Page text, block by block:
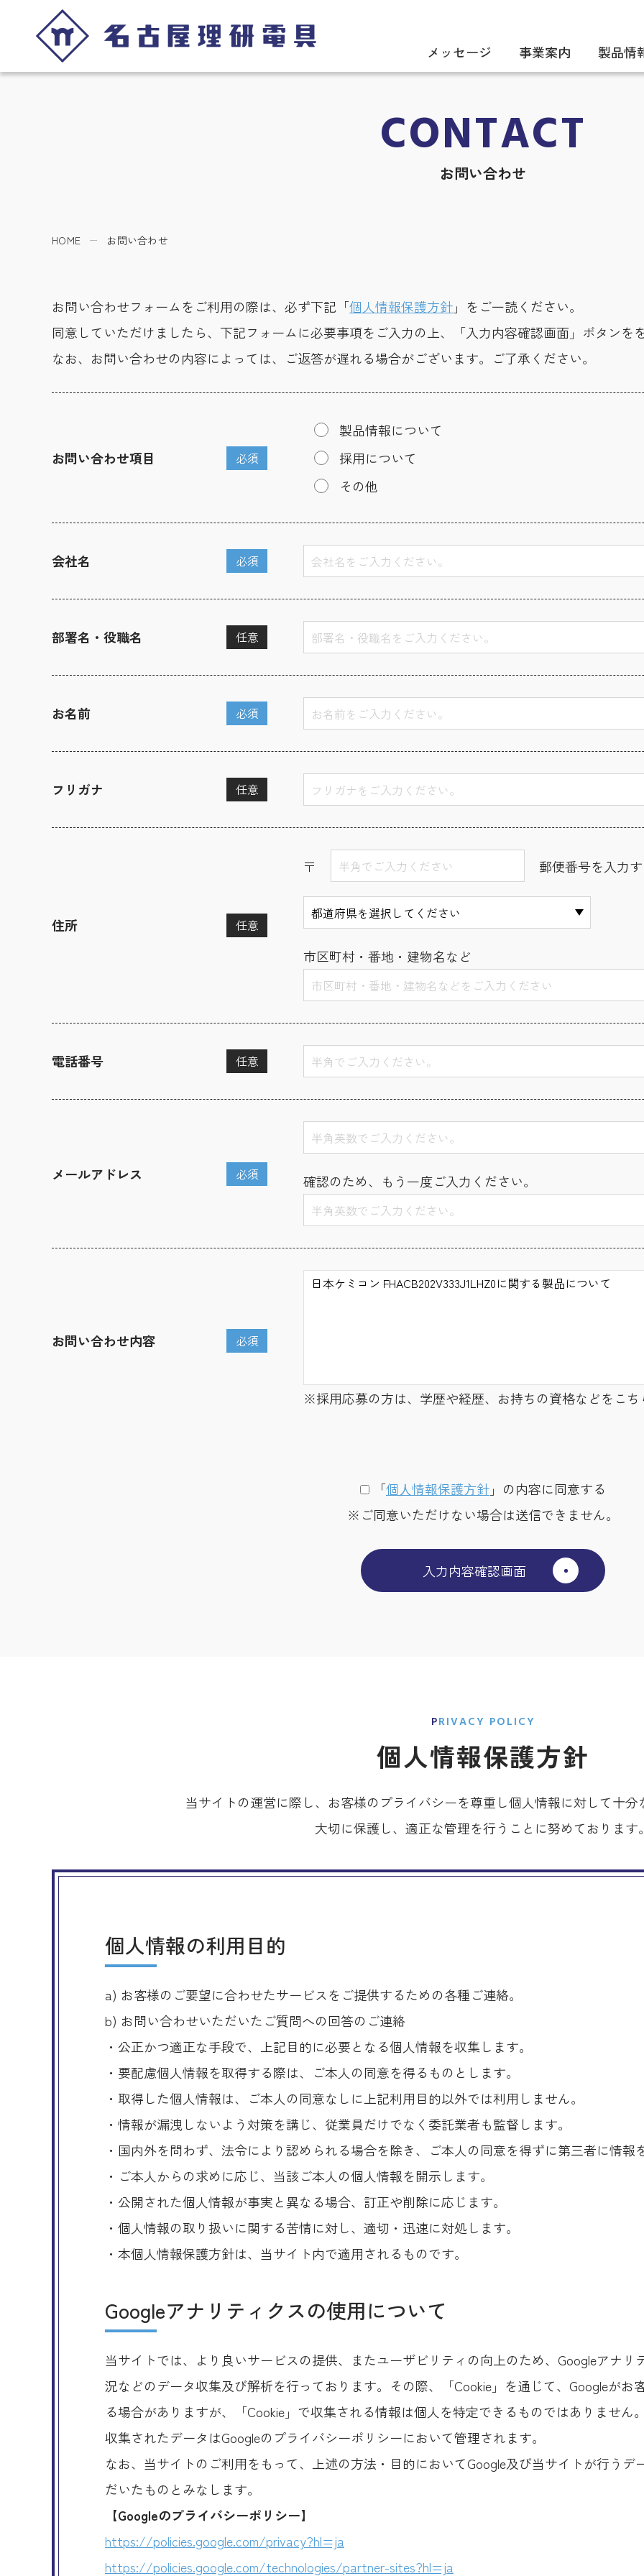
メッセージ 事業案内 製品情
CONTACT
お問い合わせ
HOME お問い合わせ
お問い合わせフォームをご利用の際は、必ず下記「個人情報保護方針」をご一読ください。
同意していただけましたら、下記フォームに必要事項をご入力の上、「入力内容確認画面」ボタンを
なお、お問い合わせの内容によっては、ご返答が遅れる場合がございます。ご了承ください。
お問い合わせ項目 必須
製品情報について
採用について
その他
会社名 必須
部署名・役職名 任意
お名前 必須
フリガナ 任意
住所 任意
〒 郵便番号を入力
市区町村・番地・建物名など
電話番号 任意
メールアドレス 必須 確認のため、もう一度ご入力ください。
お問い合わせ内容 必須
※採用応募の方は、学歴や経歴、お持ちの資格などをこち
「個⼈情報保護⽅針」の内容に同意する
※ご同意いただけない場合は送信できません。
PRIVACY POLICY
個人情報保護方針
当サイトの運営に際し、お客様のプライバシーを尊重し個人情報に対して十分
大切に保護し、適正な管理を行うことに努めております。
個人情報の利用目的
a) お客様のご要望に合わせたサービスをご提供するための各種ご連絡。
b) お問い合わせいただいたご質問への回答のご連絡
・公正かつ適正な手段で、上記目的に必要となる個人情報を収集します。
・要配慮個人情報を取得する際は、ご本人の同意を得るものとします。
・取得した個人情報は、ご本人の同意なしに上記利用目的以外では利用しません。
・情報が漏洩しないよう対策を講じ、従業員だけでなく委託業者も監督します。
・国内外を問わず、法令により認められる場合を除き、ご本人の同意を得ずに第三者に情報
・ご本人からの求めに応じ、当該ご本人の個人情報を開示します。
・公開された個人情報が事実と異なる場合、訂正や削除に応じます。
・個人情報の取り扱いに関する苦情に対し、適切・迅速に対処します。
・本個人情報保護方針は、当サイト内で適用されるものです。
Googleアナリティクスの使用について
当サイトでは、より良いサービスの提供、またユーザビリティの向上のため、Googleアナ
況などのデータ収集及び解析を行っております。その際、「Cookie」を通じて、Googleがお
る場合がありますが、「Cookie」で収集される情報は個人を特定できるものではありません。
収集されたデータはGoogleのプライバシーポリシーにおいて管理されます。
なお、当サイトのご利用をもって、上述の方法・目的においてGoogle及び当サイトが行う
だいたものとみなします。
【Googleのプライバシーポリシー】
https://policies.google.com/privacy?hl=ja
https://policies.google.com/technologies/partner-sites?hl=ja